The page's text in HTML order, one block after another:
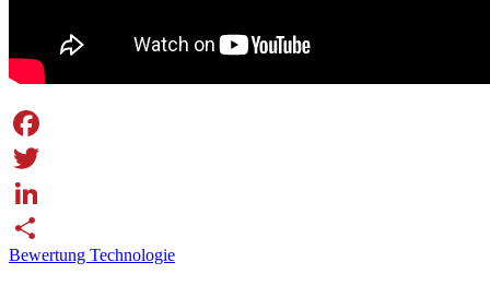
Facebook
Twitter
LinkedIn
Share
Bewertung Technologie